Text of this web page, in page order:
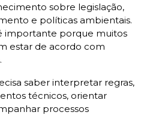
sobre legislação,
e políticas ambientais.
importante porque muitos
estar de acordo com
saber interpretar regras,
técnicos, orientar
processos